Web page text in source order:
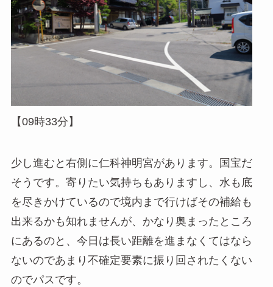
【09時33分】
少し進むと右側に仁科神明宮があります。国宝だ
そうです。寄りたい気持ちもありますし、水も底
を尽きかけているので境内まで行けばその補給も
出来るかも知れませんが、かなり奥まったところ
にあるのと、今日は長い距離を進まなくてはなら
ないのであまり不確定要素に振り回されたくない
のでパスです。